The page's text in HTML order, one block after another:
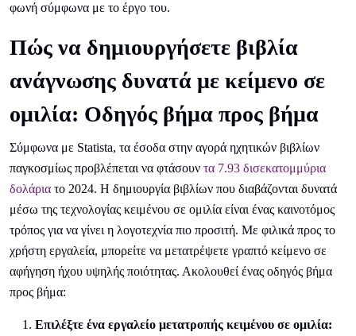
φωνή σύμφωνα με το έργο του.
Πώς να δημιουργήσετε βιβλία
ανάγνωσης δυνατά με κείμενο σε
ομιλία: Οδηγός βήμα προς βήμα
Σύμφωνα με Statista, τα έσοδα στην αγορά ηχητικών βιβλίων
παγκοσμίως προβλέπεται να φτάσουν τα 7.93 δισεκατομμύρια
δολάρια το 2024. Η δημιουργία βιβλίων που διαβάζονται δυνατά
μέσω της τεχνολογίας κειμένου σε ομιλία είναι ένας καινοτόμος
τρόπος για να γίνει η λογοτεχνία πιο προσιτή. Με φιλικά προς το
χρήστη εργαλεία, μπορείτε να μετατρέψετε γραπτό κείμενο σε
αφήγηση ήχου υψηλής ποιότητας. Ακολουθεί ένας οδηγός βήμα
προς βήμα:
Επιλέξτε ένα εργαλείο μετατροπής κειμένου σε ομιλία: